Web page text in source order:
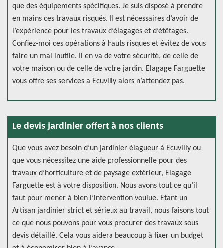
que des équipements spécifiques. Je suis disposé à prendre
en mains ces travaux risqués. Il est nécessaires d’avoir de
l’expérience pour les travaux d’élagages et d’étêtages.
Confiez-moi ces opérations à hauts risques et évitez de vous
faire un mal inutile. Il en va de votre sécurité, de celle de
votre maison ou de celle de votre jardin. Elagage Farguette
vous offre ses services a Ecuvilly alors n’attendez pas.
Le devis jardinier offert à nos clients
Que vous avez besoin d’un jardinier élagueur à Ecuvilly ou
que vous nécessitez une aide professionnelle pour des
travaux d’horticulture et de paysage extérieur, Elagage
Farguette est à votre disposition. Nous avons tout ce qu’il
faut pour mener à bien l’intervention voulue. Etant un
Artisan jardinier strict et sérieux au travail, nous faisons tout
ce que nous pouvons pour vous procurer des travaux sous
devis détaillé. Cela vous aidera beaucoup à fixer un budget